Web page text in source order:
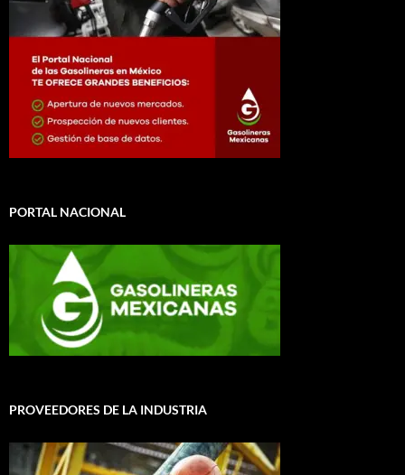
PORTAL NACIONAL
PROVEEDORES DE LA INDUSTRIA